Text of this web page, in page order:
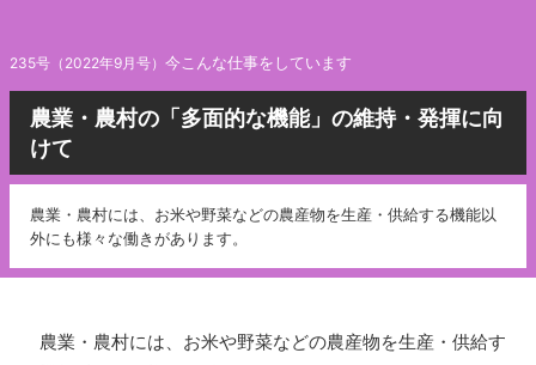
235号（2022年9月号） 今こんな仕事をしています
農業・農村の「多面的な機能」の維持・発揮に向
けて
農業・農村には、お米や野菜などの農産物を生産・供給する機能以
外にも様々な働きがあります。
農業・農村には、お米や野菜などの農産物を生産・供給す